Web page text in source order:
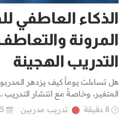
الذكاء العاطفي
المرونة
التدريب الهجينة
هل تساءلت يوماً كيف يزدهر
المتغير، وخاصةً مع انتشار التدريب ..
8 دقيقة
تدريب مدربين